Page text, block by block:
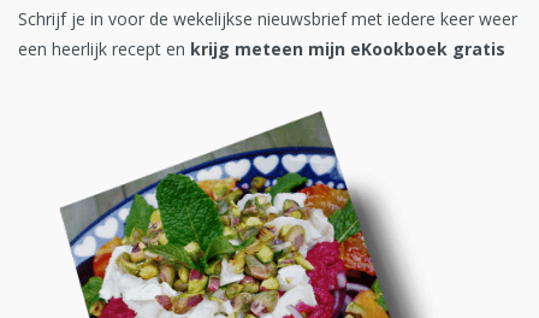
Schrijf je in voor de wekelijkse nieuwsbrief met iedere keer weer
een heerlijk recept en krijg meteen mijn eKookboek gratis